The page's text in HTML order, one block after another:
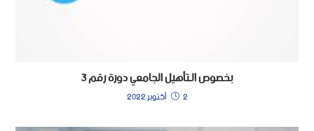
بخصوص الـتأهيل الجامعي دورة رقم 3
2 أكتوبر 2022